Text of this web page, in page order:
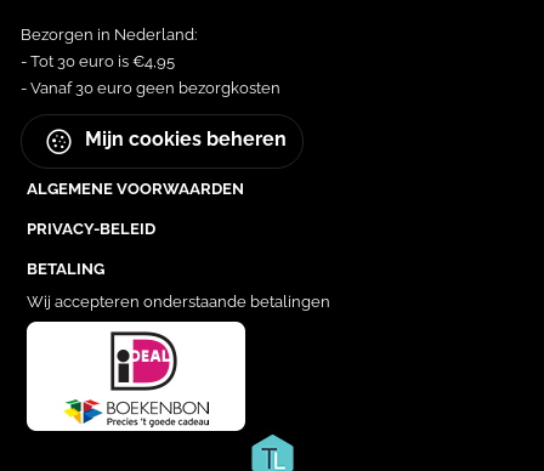
Bezorgen in Nederland:
- Tot 30 euro is €4,95
- Vanaf 30 euro geen bezorgkosten
Mijn cookies beheren
ALGEMENE VOORWAARDEN
PRIVACY-BELEID
BETALING
Wij accepteren onderstaande betalingen